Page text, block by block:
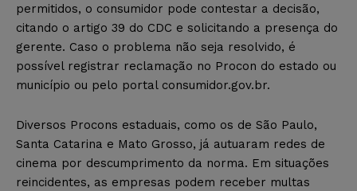
permitidos, o consumidor pode contestar a decisão,
citando o artigo 39 do CDC e solicitando a presença do
gerente. Caso o problema não seja resolvido, é
possível registrar reclamação no Procon do estado ou
município ou pelo portal consumidor.gov.br.
Diversos Procons estaduais, como os de São Paulo,
Santa Catarina e Mato Grosso, já autuaram redes de
cinema por descumprimento da norma. Em situações
reincidentes, as empresas podem receber multas